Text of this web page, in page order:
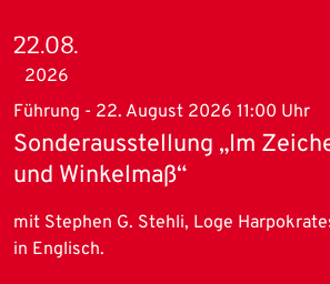
22.08.
2026
Führung - 22. August 2026 11:00 Uhr
Sonderausstellung „Im
und Winkelmaß“
mit Stephen G. Stehli, Loge
in Englisch.